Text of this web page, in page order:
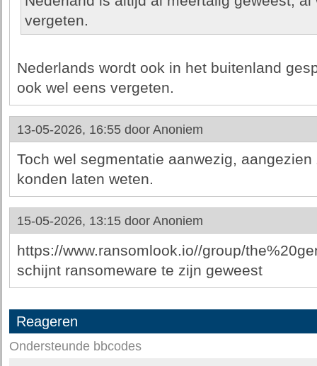
vergeten.
Nederlands wordt ook in het buitenland
ook wel eens vergeten.
13-05-2026, 16:55 door Anoniem
Toch wel segmentatie aanwezig,
konden laten weten.
15-05-2026, 13:15 door Anoniem
https://www.ransomlook.io//group/
schijnt ransomeware te zijn geweest
Reageren
Ondersteunde bbcodes